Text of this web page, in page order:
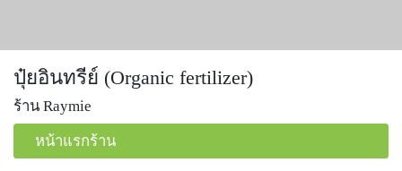
ปุ๋ยอินทรีย์ (Organic fertilizer)
ร้าน Raymie
หน้าแรกร้าน